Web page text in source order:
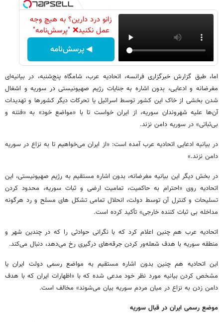
زانو درد دارین؟ به هیچ وجه
عمل نکنید❌ "پرسش‌نامه"
◀ پرسش‌نامه
اما، طبق گزارش خبرگزاری فرانسه، اتحادیه عرب، شامگاه پنج‌شنبه، در بیانیه‌ای
مغرضانه و ادعایی، بدون اشاره به جنایات رژیم صهیونیستی در سوریه و اشغال
شدن بخشی از خاک این کشور توسط اسرائیل یا تحرکات دیگر کشورها و تهدیدات
آن‌ها علیه شهروندان سوریه، از ایران خواست تا با «مواضع خود» به «فتنه و
بی‌ثباتی» در سوریه دامن نزند.
در بیانیه ادعایی اتحادیه عرب آمده است: «از ایران می‌خواهیم تا به نزاع در سوریه
دامن نزند.»
در بخش دیگر این بیانیه مغرضانه، بدون اشاره مستقیم به رژیم صهیونیستی، این
اتحادیه روی «احترام به حاکمیت، تمامیت ارضی و ثبات سوریه، محدود کردن
تسلیحات و کنترل آن توسط دولت، انحلال تمامی تشکل های مسلح و رد هرگونه
مداخله بی ثبات کننده خارجی» تأکید کرده است.
اتحادیه عرب هم چنین اعلام کرد که با نگرانی حوادثی را که در چندین شهر و
منطقه سوریه با هدف شعله‌ور کردن جرقه‌های درگیری رخ می‌دهد، دنبال می‌کند.
این اتحادیه هم چنین بدون اشاره مستقیم به مواضع رسمی دولت ایران یا
مشخص کردن بیانیه مورد نظر خود مدعی شده که با «اظهارات ایران که با هدف
دامن زدن به نزاع در میان مردم سوریه بیان می‌شوند» مخالف است.
موضع رسمی ایران در قبال سوریه